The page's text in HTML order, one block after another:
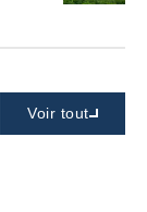
Voir tout